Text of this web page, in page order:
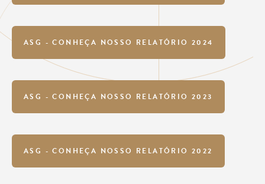
ASG - CONHEÇA NOSSO RELATÓRIO 2024
ASG - CONHEÇA NOSSO RELATÓRIO 2023
ASG - CONHEÇA NOSSO RELATÓRIO 2022